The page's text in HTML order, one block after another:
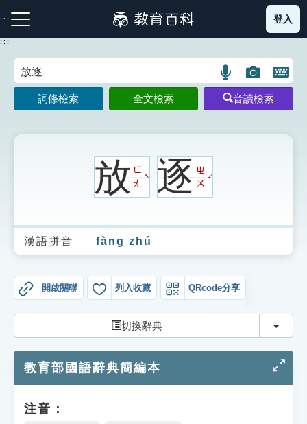
到
主
:::
注音索引圖示 筆畫索引圖示 部首索引表圖示
生字詞彙表
成語故事
索引選單
單字索引
登入
:::
語
言
搜
圖
片
搜
開
鍵
圖
詞條檢索 全文檢索 音讀檢索
放ㄈ
ㄤ
ˋ 逐ㄓ
ㄨ
ˊ
漢語拼音 fàng zhú
開啟關聯 列入收藏 QRcode分享
切換辭典 切換
教育部國語辭典簡編本
注音：